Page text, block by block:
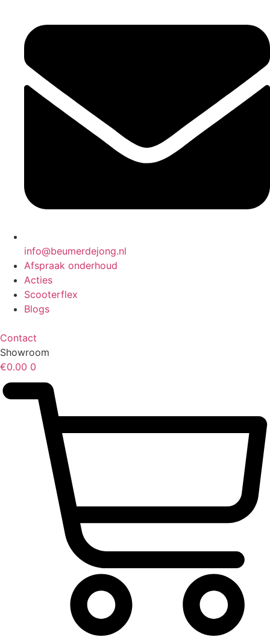
info@beumerdejong.nl
Afspraak onderhoud
Acties
Scooterflex
Blogs
Contact
Showroom
€0.00 0